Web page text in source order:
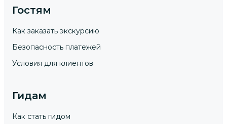
Гостям
Как заказать экскурсию
Безопасность платежей
Условия для клиентов
Гидам
Как стать гидом